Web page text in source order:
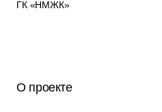
ГК «НМЖК»
О проекте